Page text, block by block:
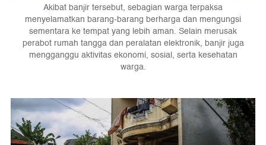
Akibat banjir tersebut, sebagian warga terpaksa
menyelamatkan barang-barang berharga dan mengungsi
sementara ke tempat yang lebih aman. Selain merusak
perabot rumah tangga dan peralatan elektronik, banjir juga
mengganggu aktivitas ekonomi, sosial, serta kesehatan
warga.